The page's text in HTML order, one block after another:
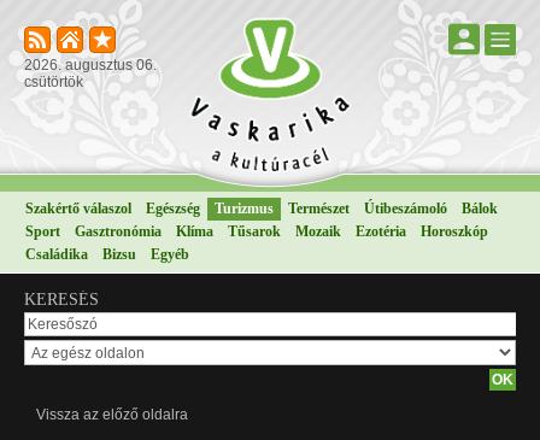
2026. augusztus 06.
csütörtök
Szakértő válaszol Egészség Turizmus Természet Útibeszámoló
Bálok
Sport
Gasztronómia Klíma Tűsarok Mozaik Ezotéria
Horoszkóp
Családika
Bizsu Egyéb
KERESÉS
Vissza az előző oldalra